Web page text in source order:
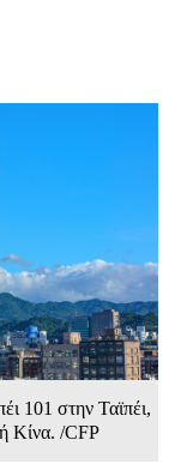
101 στην Ταϊπέι,
Κίνα. /CFP